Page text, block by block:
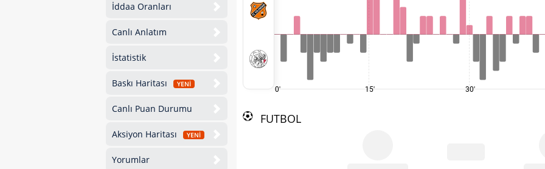
İddaa Oranları
Canlı Anlatım
İstatistik
Baskı Haritası YENİ
Canlı Puan Durumu
Aksiyon Haritası YENİ
Yorumlar
0' 15' 30'
FUTBOL